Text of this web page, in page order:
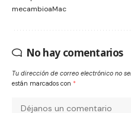
mecambioaMac
No hay comentarios
Tu dirección de correo electrónico no
están marcados con *